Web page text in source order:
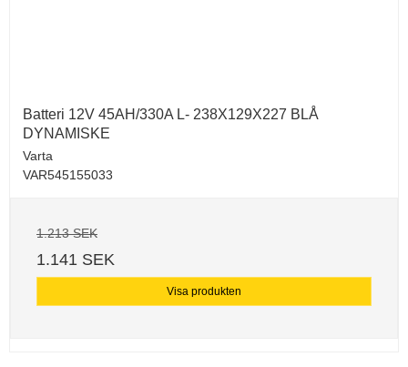
Batteri 12V 45AH/330A L- 238X129X227 BLÅ
DYNAMISKE
Varta
VAR545155033
1.213 SEK
1.141 SEK
Visa produkten